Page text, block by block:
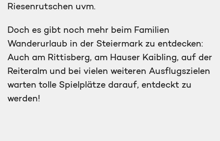
Riesenrutschen uvm.
Doch es gibt noch mehr beim Familien
Wanderurlaub in der Steiermark zu entdecken:
Auch am Rittisberg, am Hauser Kaibling, auf der
Reiteralm und bei vielen weiteren Ausflugszielen
warten tolle Spielplätze darauf, entdeckt zu
werden!